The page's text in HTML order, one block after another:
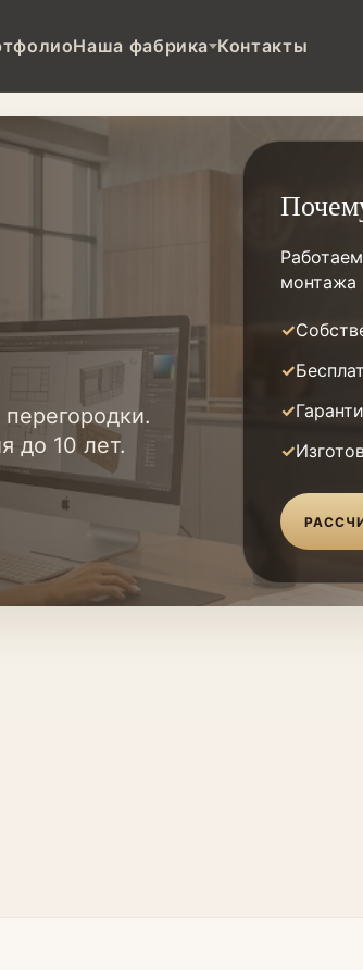
Наша фабрика Контакты
до 10 лет.
монтажа